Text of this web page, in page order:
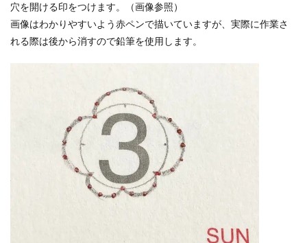
穴を開ける印をつけます。（画像参照）
画像はわかりやすいよう赤ペンで描いていますが、実際に作業さ
れる際は後から消すので鉛筆を使用します。